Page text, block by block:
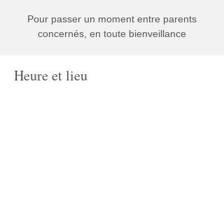
Pour passer un moment entre parents
concernés, en toute bienveillance
Heure et lieu